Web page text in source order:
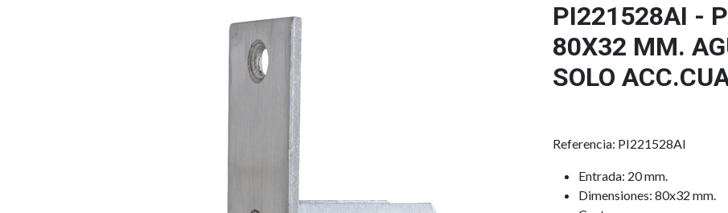
PI221528AI -
80X32 MM.
SOLO
Referencia: PI221528AI
Entrada: 20 mm.
Dimensiones: 80x32 mm.